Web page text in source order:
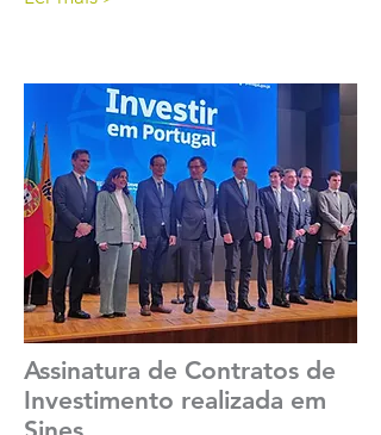
Assinatura de Contratos de
Investimento realizada em